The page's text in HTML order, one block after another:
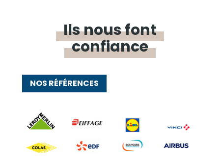
Ils nous font
confiance
NOS RÉFÉRENCES